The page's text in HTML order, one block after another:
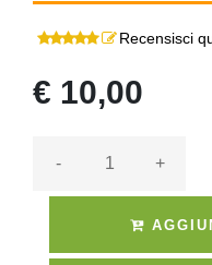
Recensisci
€ 10,00
- +